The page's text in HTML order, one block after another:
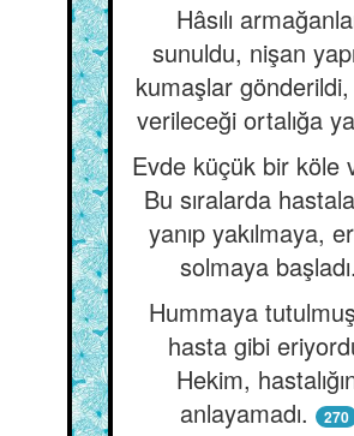
Hâsılı
sunuldu, nişan
kumaşlar gönderildi,
verileceği ortalığa
Evde küçük bir köle
Bu sıralarda
yanıp yakılmaya,
solmaya başladı.
Hummaya
hasta gibi
Hekim,
anlayamadı.
270